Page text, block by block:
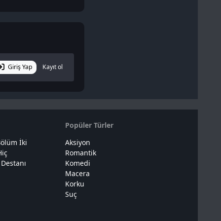
Giriş Yap Kayıt ol
İki
Popüler Türler
Aksiyon
Romantik
Komedi
Macera
Korku
Suç